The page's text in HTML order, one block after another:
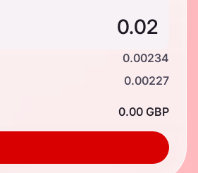
0.00234
0.00227
0.00 GBP